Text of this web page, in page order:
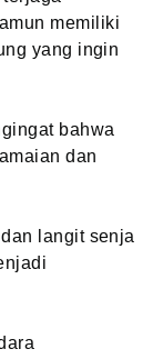
memiliki
yang ingin
bahwa
dan
langit senja